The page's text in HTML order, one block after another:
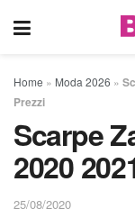
Home » Moda 2026 »
Prezzi
Scarpe
2020
25/08/2020